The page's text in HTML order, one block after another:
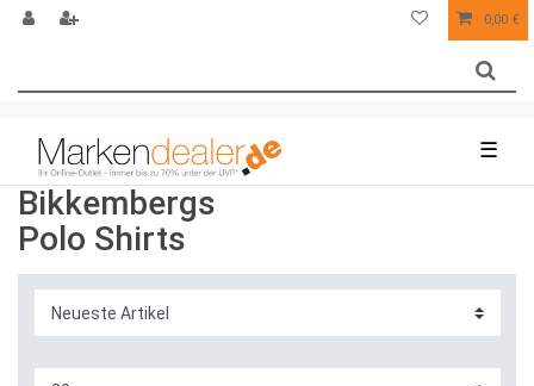
0,00 €
☰
Bikkembergs
Polo Shirts